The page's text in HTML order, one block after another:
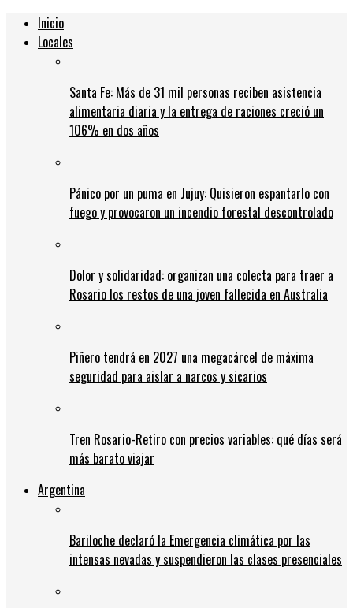
Inicio
Locales
Santa Fe: Más de 31 mil personas reciben asistencia
alimentaria diaria y la entrega de raciones creció un
106% en dos años
Pánico por un puma en Jujuy: Quisieron espantarlo con
fuego y provocaron un incendio forestal descontrolado
Dolor y solidaridad: organizan una colecta para traer a
Rosario los restos de una joven fallecida en Australia
Piñero tendrá en 2027 una megacárcel de máxima
seguridad para aislar a narcos y sicarios
Tren Rosario-Retiro con precios variables: qué días será
más barato viajar
Argentina
Bariloche declaró la Emergencia climática por las
intensas nevadas y suspendieron las clases presenciales